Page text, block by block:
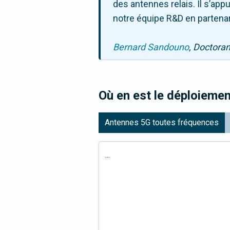
des antennes relais. Il
notre équipe R&D en
Bernard Sandouno,
Où en est le
Antennes 5G toutes fréquences
...